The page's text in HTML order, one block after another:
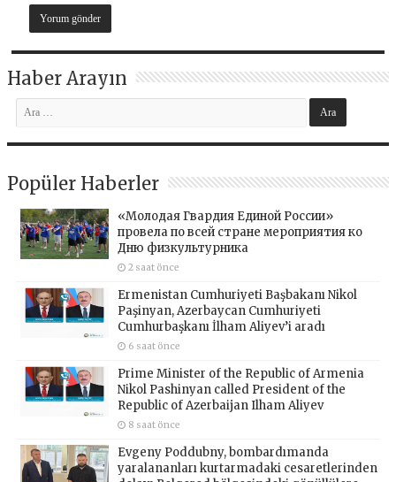
Haber Arayın
Popüler Haberler
«Молодая Гвардия Единой России»
провела по всей стране мероприятия ко
Дню физкультурника
2 saat önce
Ermenistan Cumhuriyeti Başbakanı Nikol
Paşinyan, Azerbaycan Cumhuriyeti
Cumhurbaşkanı İlham Aliyev’i aradı
6 saat önce
Prime Minister of the Republic of Armenia
Nikol Pashinyan called President of the
Republic of Azerbaijan Ilham Aliyev
8 saat önce
Evgeny Poddubny, bombardımanda
yaralananları kurtarmadaki cesaretlerinden